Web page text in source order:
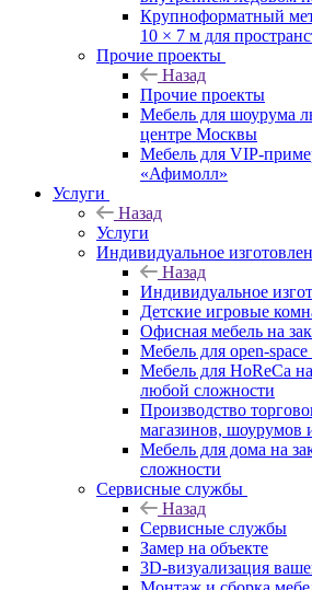
Крупноформатный
10 × 7 м для
Прочие проекты
Назад
Прочие проекты
Мебель для шоурума
центре Москвы
Мебель для VIP-
«Афимолл»
Услуги
Назад
Услуги
Индивидуальное
Назад
Индивидуальное
Детские игровые
Офисная мебель на
Мебель для open-space
Мебель для HoReCa
любой сложности
Производство
магазинов, шоурумов
Мебель для дома на
сложности
Сервисные службы
Назад
Сервисные службы
Замер на объекте
3D-визуализация